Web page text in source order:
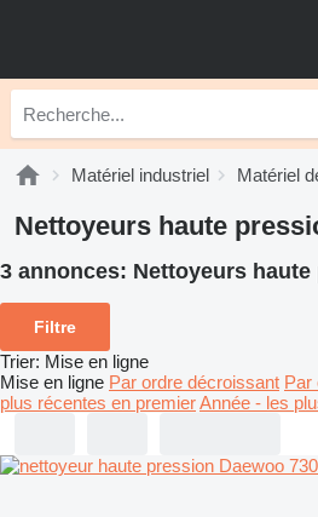
Matériel industriel Matériel
Nettoyeurs haute
3 annonces: Nettoyeurs
Filtre
Trier: Mise en ligne
Mise en ligne Par ordre décroissant Par
plus récentes en premierAnnée - les